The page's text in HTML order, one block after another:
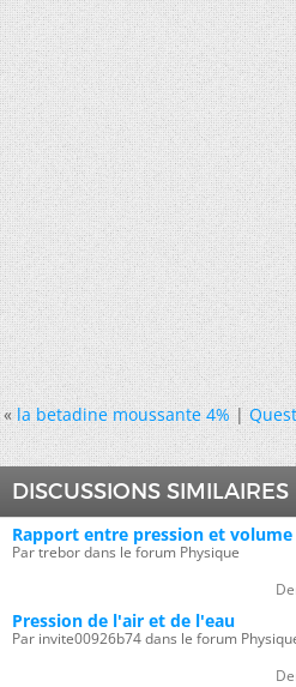
« la betadine moussante 4%|
DISCUSSIONS SIMILAIRES
Rapport entre pression et
Par trebor dans le forum Physique
Pression de l'air et de l'eau
Par invite00926b74 dans le forum